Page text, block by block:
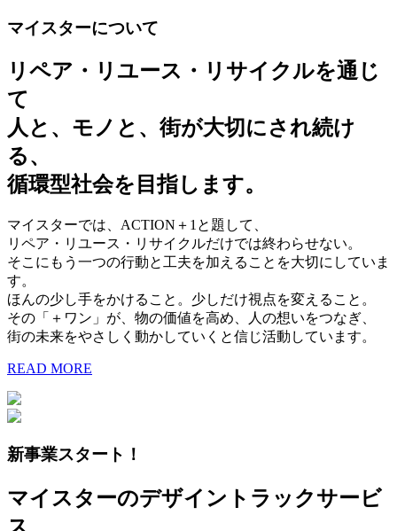
マイスターについて
リペア・リユース・リサイクルを通じ
て
人と、モノと、街が大切にされ続け
る、
循環型社会を目指します。
マイスターでは、ACTION＋1と題して、
リペア・リユース・リサイクルだけでは終わらせない。
そこにもう一つの行動と工夫を加えることを大切にしていま
す。
ほんの少し手をかけること。少しだけ視点を変えること。
その「＋ワン」が、物の価値を高め、人の想いをつなぎ、
街の未来をやさしく動かしていくと信じ活動しています。
READ MORE
新事業スタート！
マイスターのデザイントラックサービ